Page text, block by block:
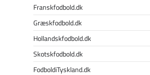
Franskfodbold.dk
Græskfodbold.dk
Hollandskfodbold.dk
Skotskfodbold.dk
FodboldiTyskland.dk